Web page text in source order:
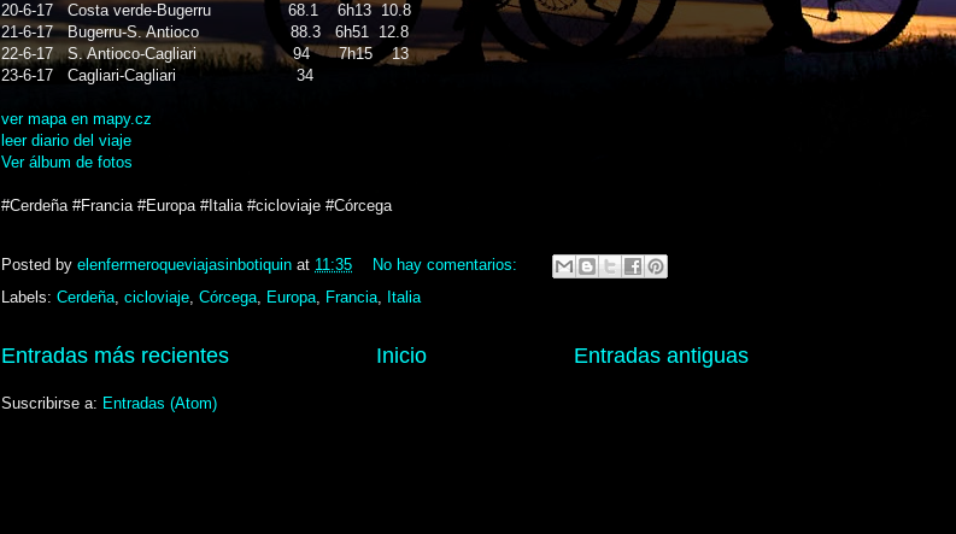
20-6-17
Costa verde-Bugerru 68.1 6h13 10.8
21-6-17
Bugerru-S. Antioco 88.3 6h51 12.8
22-6-17
S. Antioco-Cagliari 94 7h15
13
23-6-17
Cagliari-Cagliari 34
ver mapa en mapy.cz
leer diario del viaje
Ver álbum de fotos
#Cerdeña #Francia #Europa #Italia #cicloviaje #Córcega
Posted by elenfermeroqueviajasinbotiquin at 11:35
No hay comentarios:
Labels: Cerdeña, cicloviaje, Córcega, Europa, Francia, Italia
Entradas más recientes Entradas antiguas
Inicio
Suscribirse a: Entradas (Atom)